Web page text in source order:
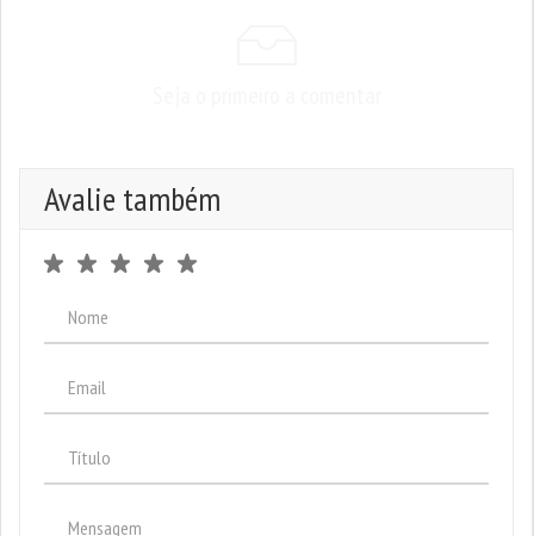
Avalie também